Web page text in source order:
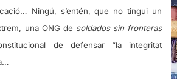
Ningú, s’entén, que no tingui un
una ONG de soldados sin fronteras
de defensar “la integritat